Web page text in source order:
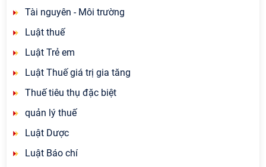
Tài nguyên - Môi trường
Luật thuế
Luật Trẻ em
Luật Thuế giá trị gia tăng
Thuế tiêu thụ đặc biệt
quản lý thuế
Luật Dược
Luật Báo chí